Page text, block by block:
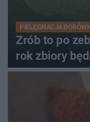
PIELĘGNACJA
Zrób to po
rok zbiory